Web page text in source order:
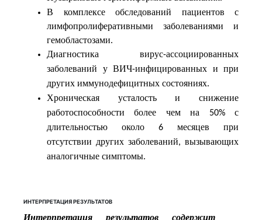
В комплексе обследований пациентов с
лимфопролиферативными заболеваниями и
гемобластозами.
Диагностика
вирус-ассоциированных
заболеваний
у ВИЧ-инфицированных и при
других иммунодефицитных состояниях.
Хроническая усталость и
снижение
работоспособности
более чем на 50%с
длительностью
около 6 месяцев
при
отсутствии других заболеваний, вызывающих
аналогичные симптомы.
ИНТЕРПРЕТАЦИЯ РЕЗУЛЬТАТОВ
Интерпретация результатов содержит